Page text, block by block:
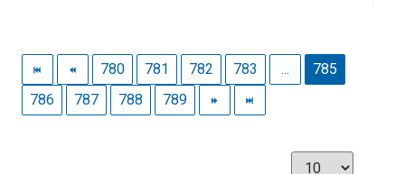
780 781 782 783 ...
785
786
787 788 789